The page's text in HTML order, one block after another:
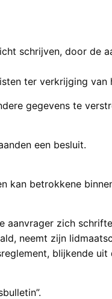
schrijven, door de
ter verkrijging van
gegevens te
een besluit.
kan betrokkene
aanvrager zich
neemt zijn
blijkende